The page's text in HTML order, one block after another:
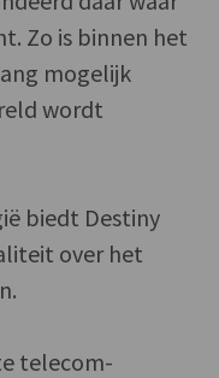
Zo is binnen het
mogelijk
wordt
biedt Destiny
over het
telecom-